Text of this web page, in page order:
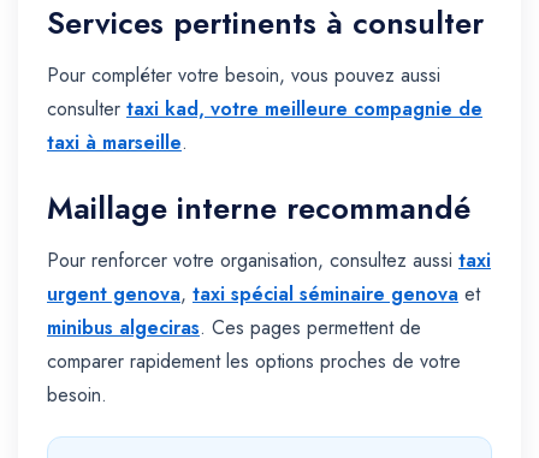
Services pertinents à consulter
Pour compléter votre besoin, vous pouvez aussi
consulter taxi kad, votre meilleure compagnie de
taxi à marseille.
Maillage interne recommandé
Pour renforcer votre organisation, consultez aussi taxi
urgent genova, taxi spécial séminaire genova et
minibus algeciras. Ces pages permettent de
comparer rapidement les options proches de votre
besoin.